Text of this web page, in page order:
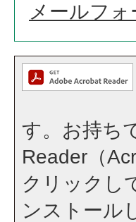
メールフ
す。お持ち
Reader（
クリックし
ンストール